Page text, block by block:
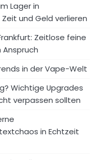
Lager in
und Geld verlieren
Zeitlose feine
in der Vape-Welt
Wichtige Upgrades
verpassen sollten
in Echtzeit